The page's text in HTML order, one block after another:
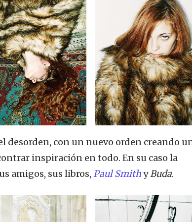
desorden, con un nuevo orden creando
inspiración en todo. En su caso la
amigos, sus libros,Paul SmithyBuda.